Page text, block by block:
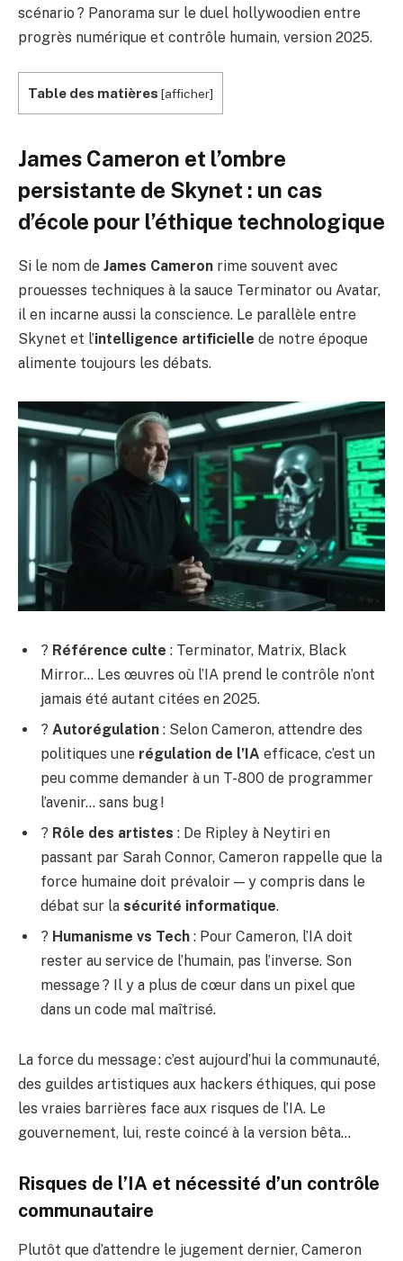
scénario ? Panorama sur le duel hollywoodien entre
progrès numérique et contrôle humain, version 2025.
Table des matières [afficher]
James Cameron et l’ombre
persistante de Skynet : un cas
d’école pour l’éthique technologique
Si le nom de James Cameron rime souvent avec
prouesses techniques à la sauce Terminator ou Avatar,
il en incarne aussi la conscience. Le parallèle entre
Skynet et l’intelligence artificielle de notre époque
alimente toujours les débats.
? Référence culte : Terminator, Matrix, Black
Mirror… Les œuvres où l’IA prend le contrôle n’ont
jamais été autant citées en 2025.
? Autorégulation : Selon Cameron, attendre des
politiques une régulation de l’IA efficace, c’est un
peu comme demander à un T-800 de programmer
l’avenir… sans bug !
? Rôle des artistes : De Ripley à Neytiri en
passant par Sarah Connor, Cameron rappelle que la
force humaine doit prévaloir — y compris dans le
débat sur la sécurité informatique.
? Humanisme vs Tech : Pour Cameron, l’IA doit
rester au service de l’humain, pas l’inverse. Son
message ? Il y a plus de cœur dans un pixel que
dans un code mal maîtrisé.
La force du message : c’est aujourd’hui la communauté,
des guildes artistiques aux hackers éthiques, qui pose
les vraies barrières face aux risques de l’IA. Le
gouvernement, lui, reste coincé à la version bêta…
Risques de l’IA et nécessité d’un contrôle
communautaire
Plutôt que d’attendre le jugement dernier, Cameron